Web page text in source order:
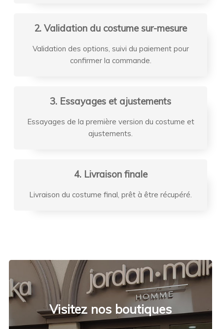
2. Validation du costume sur-mesure
Validation des options, suivi du paiement pour
confirmer la commande.
3. Essayages et ajustements
Essayages de la première version du costume et
ajustements.
4. Livraison finale
Livraison du costume final, prêt à être récupéré.
Visitez nos boutiques